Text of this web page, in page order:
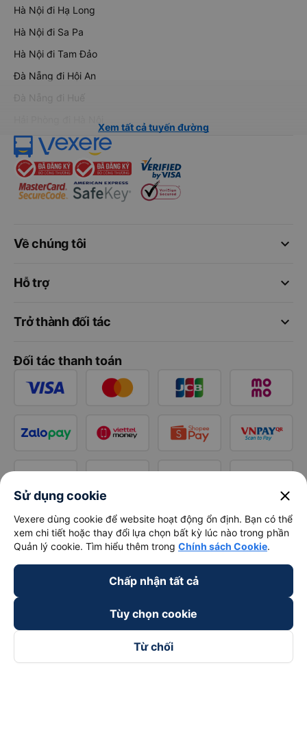
Hà Nội đi Hạ Long
Hà Nội đi Sa Pa
Hà Nội đi Tam Đảo
Đà Nẵng đi Hội An
Đà Nẵng đi Huế
Xem tất cả tuyến đường
keyboard_arrow_down
Về chúng tôi
keyboard_arrow_down
Hỗ trợ
keyboard_arrow_down
Trở thành đối tác
Đối tác thanh toán
Sử dụng cookie close
Vexere dùng cookie để website hoạt động ổn định. Bạn có thể
xem chi tiết hoặc thay đổi lựa chọn bất kỳ lúc nào trong phần
Quản lý cookie. Tìm hiểu thêm trong Chính sách Cookie.
Chấp nhận tất cả
Tùy chọn cookie
Từ chối